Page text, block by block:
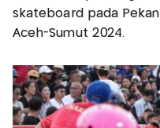
skateboard pada Pekan
Aceh-Sumut 2024.